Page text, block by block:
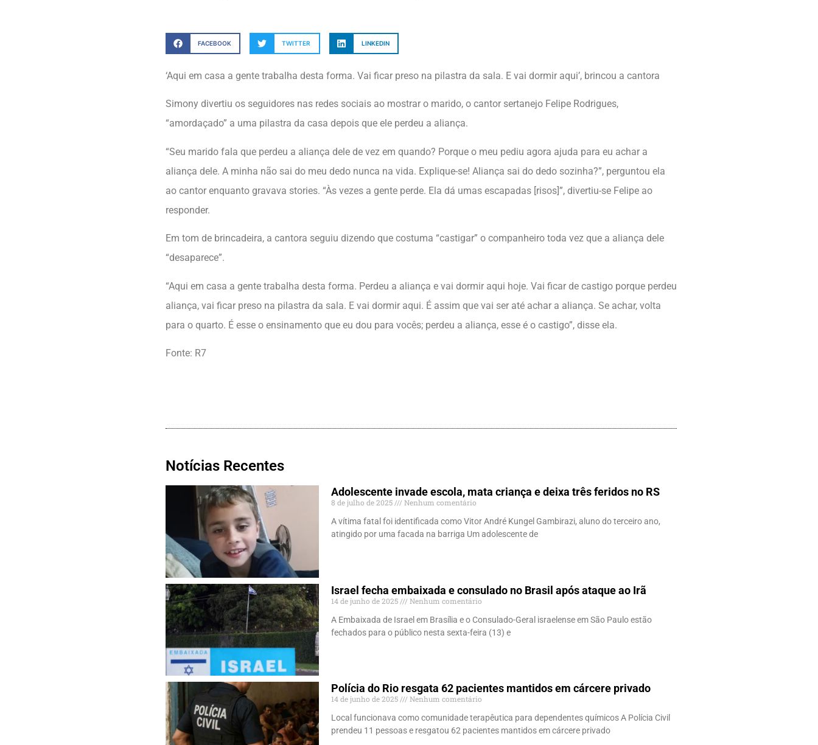
FACEBOOK TWITTER LINKEDIN
‘Aqui em casa a gente trabalha desta forma. Vai ficar preso na pilastra da sala. E vai dormir aqui’, brincou a cantora
Simony divertiu os seguidores nas redes sociais ao mostrar o marido, o cantor sertanejo Felipe Rodrigues,
“amordaçado” a uma pilastra da casa depois que ele perdeu a aliança.
“Seu marido fala que perdeu a aliança dele de vez em quando? Porque o meu pediu agora ajuda para eu achar a
aliança dele. A minha não sai do meu dedo nunca na vida. Explique-se! Aliança sai do dedo sozinha?”, perguntou ela
ao cantor enquanto gravava stories. “Às vezes a gente perde. Ela dá umas escapadas [risos]”, divertiu-se Felipe ao
responder.
Em tom de brincadeira, a cantora seguiu dizendo que costuma “castigar” o companheiro toda vez que a aliança dele
“desaparece”.
“Aqui em casa a gente trabalha desta forma. Perdeu a aliança e vai dormir aqui hoje. Vai ficar de castigo porque perdeu
aliança, vai ficar preso na pilastra da sala. E vai dormir aqui. É assim que vai ser até achar a aliança. Se achar, volta
para o quarto. É esse o ensinamento que eu dou para vocês; perdeu a aliança, esse é o castigo”, disse ela.
Fonte: R7
Notícias Recentes
Adolescente invade escola, mata criança e deixa três feridos no RS
8 de julho de 2025
Nenhum comentário
A vítima fatal foi identificada como Vitor André Kungel Gambirazi, aluno do terceiro ano,
atingido por uma facada na barriga Um adolescente de
Israel fecha embaixada e consulado no Brasil após ataque ao Irã
14 de junho de 2025
Nenhum comentário
A Embaixada de Israel em Brasília e o Consulado-Geral israelense em São Paulo estão
fechados para o público nesta sexta-feira (13) e
Polícia do Rio resgata 62 pacientes mantidos em cárcere privado
14 de junho de 2025
Nenhum comentário
Local funcionava como comunidade terapêutica para dependentes químicos A Polícia Civil
prendeu 11 pessoas e resgatou 62 pacientes mantidos em cárcere privado